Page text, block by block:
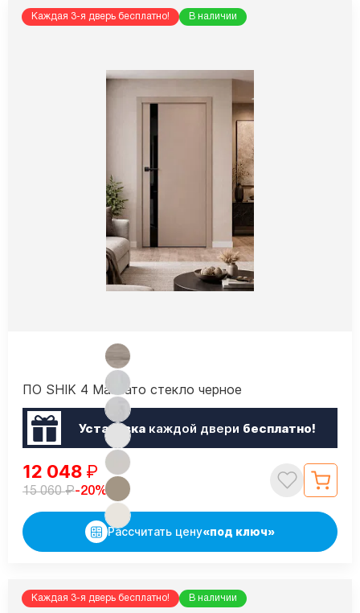
Каждая 3-я дверь бесплатно! В наличии
ПО SHIK 4 Макиато стекло черное
Установкакаждой двери бесплатно!
12 048 ₽
15 060₽-20%
Рассчитать цену«под ключ»
Каждая 3-я дверь бесплатно! В наличии